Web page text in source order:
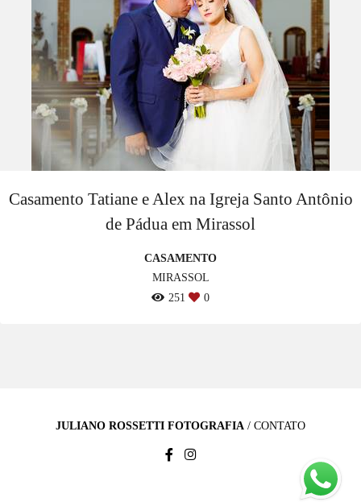
Casamento Tatiane e Alex na Igreja Santo Antônio
de Pádua em Mirassol
CASAMENTO
MIRASSOL
251
0
JULIANO ROSSETTI FOTOGRAFIA / CONTATO